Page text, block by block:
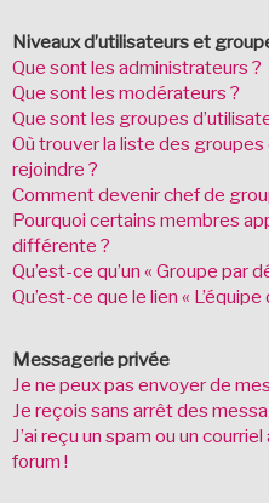
Niveaux d’utilisateurs et
Que sont les administrateurs ?
Que sont les modérateurs ?
Que sont les groupes
Où trouver la liste des
rejoindre ?
Comment devenir chef de
Pourquoi certains membres
différente ?
Qu’est-ce qu’un « Groupe par
Qu’est-ce que le lien « L’équipe
Messagerie privée
Je ne peux pas envoyer de
Je reçois sans arrêt des
J’ai reçu un spam ou un
forum !